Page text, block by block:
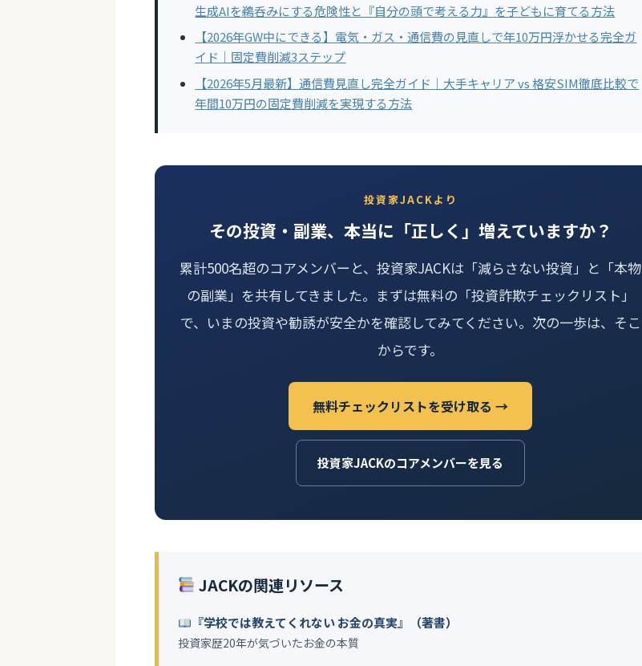
生成AIを鵜呑みにする危険性と『自分の頭で考える力』を子どもに育てる方法
【2026年GW中にできる】電気・ガス・通信費の見直しで年10万円浮かせる完全ガ
イド｜固定費削減3ステップ
【2026年5月最新】通信費見直し完全ガイド｜大手キャリア vs 格安SIM徹底比較で
年間10万円の固定費削減を実現する方法
投資家JACKより
その投資・副業、本当に「正しく」増えていますか？
累計500名超のコアメンバーと、投資家JACKは「減らさない投資」と「本物
の副業」を共有してきました。まずは無料の「投資詐欺チェックリスト」
で、いまの投資や勧誘が安全かを確認してみてください。次の一歩は、そこ
からです。
無料チェックリストを受け取る →
投資家JACKのコアメンバーを見る
JACKの関連リソース
『学校では教えてくれない お金の真実』（著書）
投資家歴20年が気づいたお金の本質